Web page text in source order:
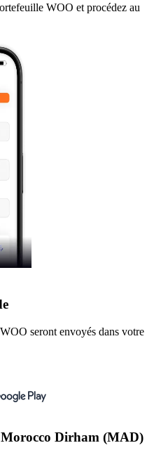
WOO et procédez au
seront envoyés dans votre
Dirham (MAD)